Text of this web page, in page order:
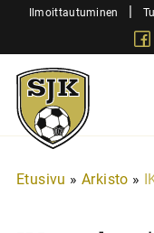
SiirryIlmoittautuminen |
Sjk-
Juniorit
Etusivu » Arkisto »